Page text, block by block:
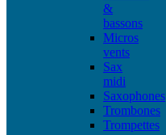
&
bassons
Micros
vents
Sax
midi
Saxophones
Trombones
Trompettes